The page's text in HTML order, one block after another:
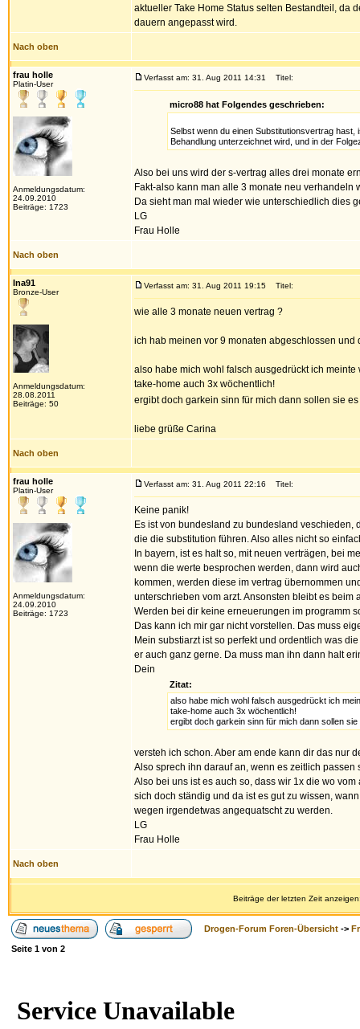
aktueller Take Home Status selten Bestandteil, da
dauern angepasst wird.
Nach oben
frau holle
Platin-User
Anmeldungsdatum:
24.09.2010
Beiträge: 1723
Verfasst am: 31. Aug 2011 14:31 Titel:
micro88 hat Folgendes geschrieben:
Selbst wenn du einen Substitutionsvertrag
Behandlung unterzeichnet wird, und in der
Also bei uns wird der s-vertrag alles drei monate
Fakt-also kann man alle 3 monate neu
Da sieht man mal wieder wie unterschiedlich dies
LG
Frau Holle
Nach oben
Ina91
Bronze-User
Anmeldungsdatum:
28.08.2011
Beiträge: 50
Verfasst am: 31. Aug 2011 19:15 Titel:
wie alle 3 monate neuen vertrag ?
ich hab meinen vor 9 monaten abgeschlossen
also habe mich wohl falsch ausgedrückt ich
take-home auch 3x wöchentlich!
ergibt doch garkein sinn für mich dann sollen sie
liebe grüße Carina
Nach oben
frau holle
Platin-User
Anmeldungsdatum:
24.09.2010
Beiträge: 1723
Verfasst am: 31. Aug 2011 22:16 Titel:
Keine panik!
Es ist von bundesland zu bundesland
die die substitution führen. Also alles nicht so
In bayern, ist es halt so, mit neuen verträgen, bei
wenn die werte besprochen werden, dann wird
kommen, werden diese im vertrag übernommen
unterschrieben vom arzt. Ansonsten bleibt es beim
Werden bei dir keine erneuerungen im programm
Das kann ich mir gar nicht vorstellen. Das muss
Mein substiarzt ist so perfekt und ordentlich was
er auch ganz gerne. Da muss man ihn dann halt
Dein
Zitat:
also habe mich wohl falsch ausgedrückt ich
take-home auch 3x wöchentlich!
ergibt doch garkein sinn für mich dann sollen
versteh ich schon. Aber am ende kann dir das nur
Also sprech ihn darauf an, wenn es zeitlich
Also bei uns ist es auch so, dass wir 1x die wo
sich doch ständig und da ist es gut zu wissen,
wegen irgendetwas angequatscht zu werden.
LG
Frau Holle
Nach oben
Beiträge der letzten Zeit
Drogen-Forum Foren-Übersicht ->
Seite 1 von 2